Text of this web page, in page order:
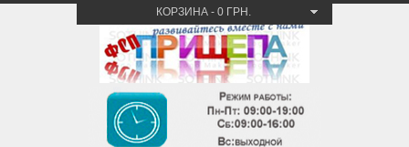
КОРЗИНА - 0 ГРН.